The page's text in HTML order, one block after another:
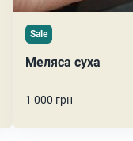
Sale
Меляса суха
1 000 грн